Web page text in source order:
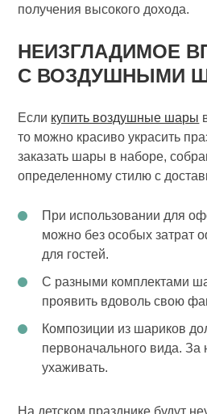
получения высокого дохода.
НЕИЗГЛАДИМОЕ
С ВОЗДУШНЫМИ
Если купить воздушные шары
то можно красиво украсить
заказать шары в наборе,
определенному стилю с
При использовании для
можно без особых затрат
для гостей.
С разными комплектами
проявить вдоволь свою
Композиции из шариков
первоначального вида. За
ухаживать.